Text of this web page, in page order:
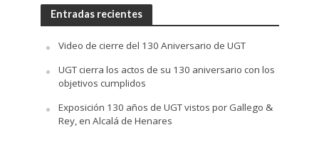
Entradas recientes
Video de cierre del 130 Aniversario de UGT
UGT cierra los actos de su 130 aniversario con los
objetivos cumplidos
Exposición 130 años de UGT vistos por Gallego &
Rey, en Alcalá de Henares